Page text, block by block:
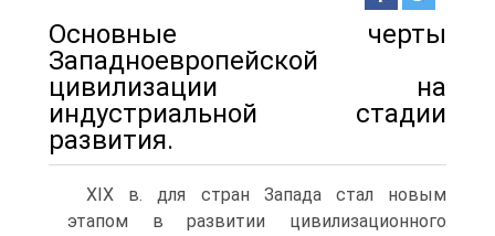
Основные черты
Западноевропейской
цивилизации на
индустриальной стадии
развития.
XIX в. для стран Запада стал новым
этапом в развитии циви­лизационного